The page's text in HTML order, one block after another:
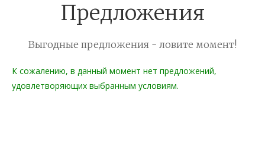
Предложения
Выгодные предложения - ловите момент!
К сожалению, в данный момент нет предложений,
удовлетворяющих выбранным условиям.